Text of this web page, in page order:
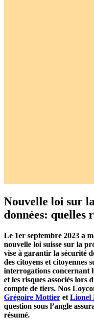
Nouvelle loi sur
données: quelles
Le 1er septembre 2023 a
nouvelle loi suisse sur la
vise à garantir la sécurité
des citoyens et citoyennes
interrogations concernant
et les risques associés lors
compte de tiers. Nos
Grégoire Mottier et Lionel
question sous l’angle
résumé.